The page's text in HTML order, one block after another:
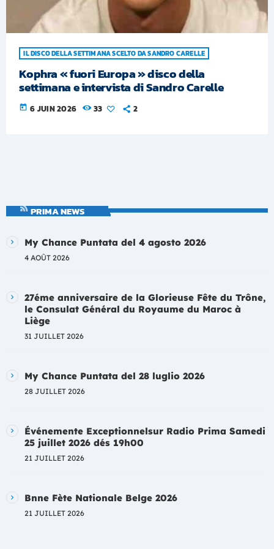
IL DISCO DELLA SETTIMANA SCELTO DA SANDRO CARELLE
Kophra « fuori Europa » disco della
settimana e intervista di Sandro Carelle
today 6 JUIN 2026 33 2
PRIMA NEWS
My Chance Puntata del 4 agosto 2026
4 AOÛT 2026
27éme anniversaire de la Glorieuse Fête du Trône,
le Consulat Général du Royaume du Maroc à
Liège
31 JUILLET 2026
My Chance Puntata del 28 luglio 2026
28 JUILLET 2026
Événemente Exceptionnelsur Radio Prima Samedi
25 juillet 2026 dés 19h00
21 JUILLET 2026
Bnne Fète Nationale Belge 2026
21 JUILLET 2026